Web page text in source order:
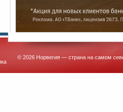
© 2026 Норвегия — страна на самом